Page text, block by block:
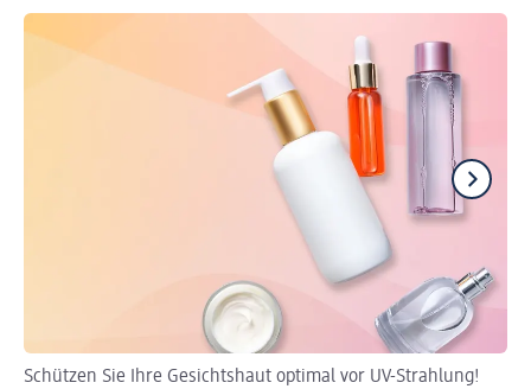
Schützen Sie Ihre Gesichtshaut optimal vor UV-Strahlung!